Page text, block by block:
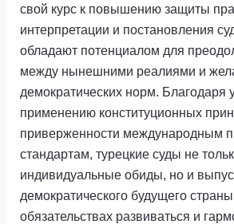
свой курс к повышению защиты
интерпретации и постановления
обладают потенциалом для
между нынешними реалиями и
демократических норм. Благодаря
применению конституционных
приверженности международным
стандартам, турецкие суды не
индивидуальные обиды, но и
демократического будущего
обязательствах развиваться и